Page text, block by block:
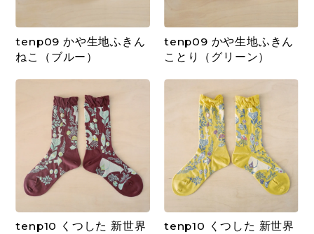
tenp09 かや生地ふきん
ねこ（ブルー）
tenp09 かや生地ふきん
ことり（グリーン）
tenp10 くつした 新世界
tenp10 くつした 新世界